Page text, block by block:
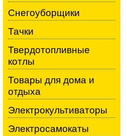
Снегоуборщики
Тачки
Твердотопливные
котлы
Товары для дома и
отдыха
Электрокультиваторы
Электросамокаты